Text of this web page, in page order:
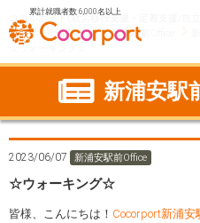
累計就職者数 6,000名以上
ココルポート(就労移行支援・定着支援/自
千葉県
浦安市 新浦安駅前Office
☆ウォーキング☆
新浦安駅
2023/06/07 新浦安駅前Office
☆ウォーキング☆
皆様、こんにちは！ Cocorport新浦安